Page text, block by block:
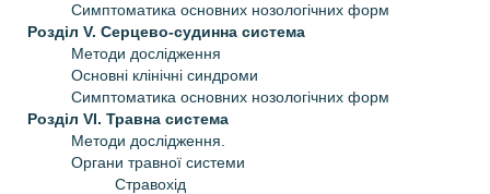
Симптоматика основних нозологічних форм
Розділ V. Серцево-судинна система
Методи дослідження
Основні клінічні синдроми
Симптоматика основних нозологічних форм
Розділ VI. Травна система
Методи дослідження.
Органи травної системи
Стравохід